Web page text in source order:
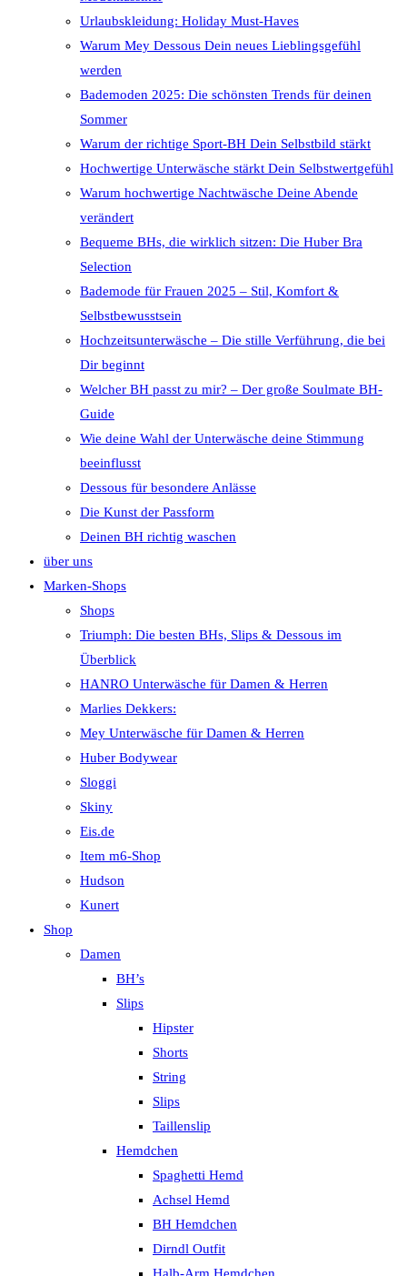
Urlaubskleidung: Holiday Must-Haves
Warum Mey Dessous Dein neues Lieblingsgefühl
werden
Bademoden 2025: Die schönsten Trends für deinen
Sommer
Warum der richtige Sport-BH Dein Selbstbild stärkt
Hochwertige Unterwäsche stärkt Dein Selbstwertgefühl
Warum hochwertige Nachtwäsche Deine Abende
verändert
Bequeme BHs, die wirklich sitzen: Die Huber Bra
Selection
Bademode für Frauen 2025 – Stil, Komfort &
Selbstbewusstsein
Hochzeitsunterwäsche – Die stille Verführung, die bei
Dir beginnt
Welcher BH passt zu mir? – Der große Soulmate BH-
Guide
Wie deine Wahl der Unterwäsche deine Stimmung
beeinflusst
Dessous für besondere Anlässe
Die Kunst der Passform
Deinen BH richtig waschen
über uns
Marken-Shops
Shops
Triumph: Die besten BHs, Slips & Dessous im
Überblick
HANRO Unterwäsche für Damen & Herren
Marlies Dekkers:
Mey Unterwäsche für Damen & Herren
Huber Bodywear
Sloggi
Skiny
Eis.de
Item m6-Shop
Hudson
Kunert
Shop
Damen
BH’s
Slips
Hipster
Shorts
String
Slips
Taillenslip
Hemdchen
Spaghetti Hemd
Achsel Hemd
BH Hemdchen
Dirndl Outfit